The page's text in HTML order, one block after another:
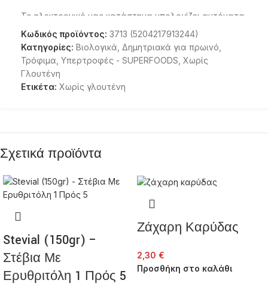
Το ηλεκτρονικό μας κατάστημα υπολογίζει αυτόματα
το κόστος του έξτρα βάρους και του όγκου και σαν
ενημερώνει για το κόστος μεταφορικών.
Τα προϊόντα αποστέλλονται με την SPEEDEX
courier
,ACS courier
παραδίδονται με ασφάλεια στη διεύθυνση
Κωδικός προϊόντος: 3713 (5204217913244)
Κατηγορίες: Βιολογικά Δημητριακά για πρωινό
Τρόφιμα Υπερτροφές - SUPERFOODS Χωρίς
Γλουτένη
Ετικέτα: Χωρίς γλουτένη
Σχετικά προϊόντα
Stevial (150gr) –
Στέβια Με
Ερυθριτόλη 1 Πρός 5
Ζάχαρη Καρύδας
2,30 €
Προσθήκη στο καλάθι